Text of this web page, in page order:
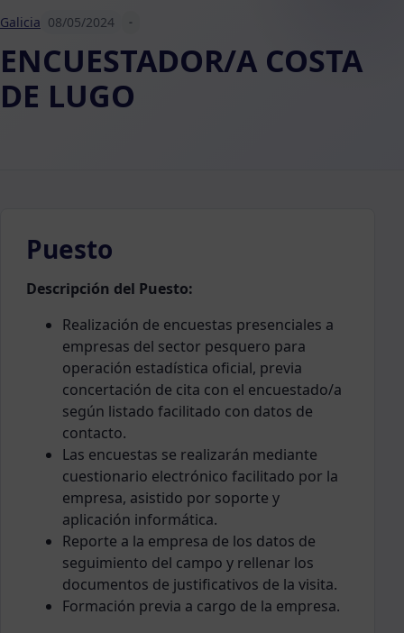
Galicia 08/05/2024 -
ENCUESTADOR/A COSTA
DE LUGO
Puesto
Descripción del Puesto:
Realización de encuestas presenciales a
empresas del sector pesquero para
operación estadística oficial, previa
concertación de cita con el encuestado/a
según listado facilitado con datos de
contacto.
Las encuestas se realizarán mediante
cuestionario electrónico facilitado por la
empresa, asistido por soporte y
aplicación informática.
Reporte a la empresa de los datos de
seguimiento del campo y rellenar los
documentos de justificativos de la visita.
Formación previa a cargo de la empresa.